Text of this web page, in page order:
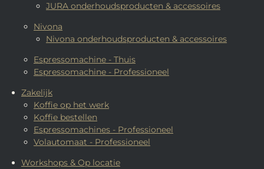
JURA onderhoudsproducten & accessoires
Nivona
Nivona onderhoudsproducten & accessoires
Espressomachine - Thuis
Espressomachine - Professioneel
Zakelijk
Koffie op het werk
Koffie bestellen
Espressomachines - Professioneel
Volautomaat - Professioneel
Workshops & Op locatie